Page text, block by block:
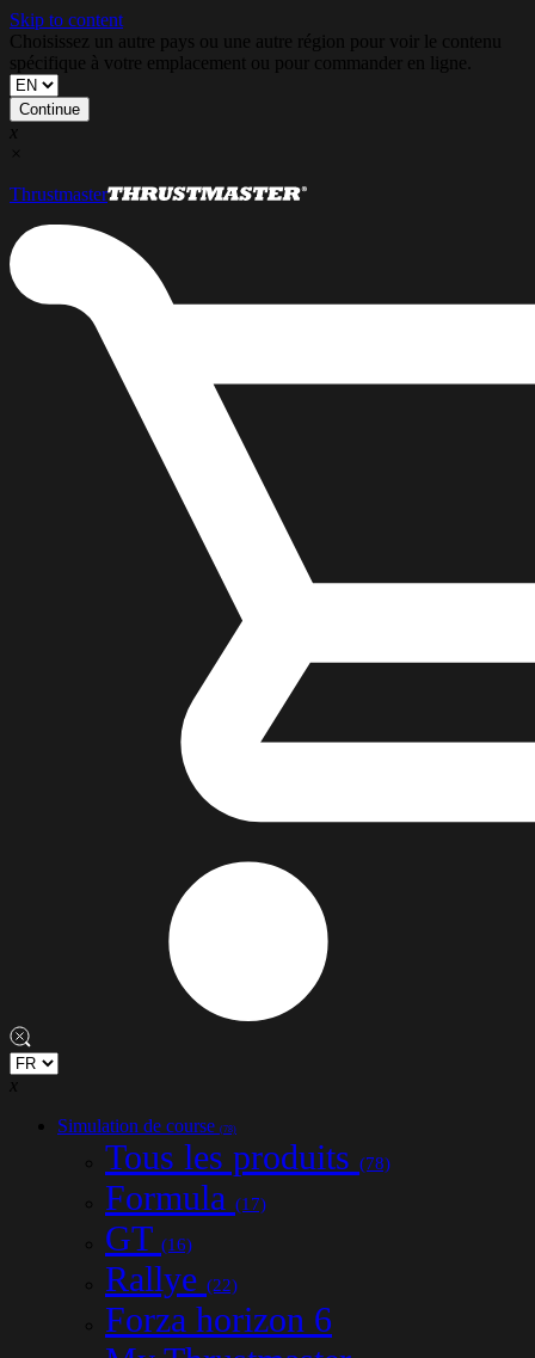
Skip to content
Choisissez un autre pays ou une autre région pour voir le contenu
spécifique à votre emplacement ou pour commander en ligne.
Continue
x
×
Thrustmaster
x
Simulation de course (78)
Tous les produits (78)
Formula (17)
GT (16)
Rallye (22)
Forza horizon 6